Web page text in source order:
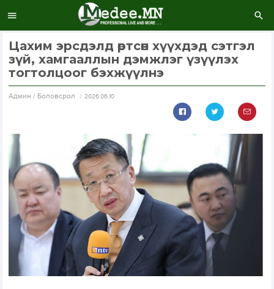
Цахим эрсдэлд өртсөн хүүхдэд сэтгэл
зүй, хамгааллын дэмжлэг үзүүлэх
тогтолцоог бэхжүүлнэ
Aдмин / Боловсрол 2026.06.10